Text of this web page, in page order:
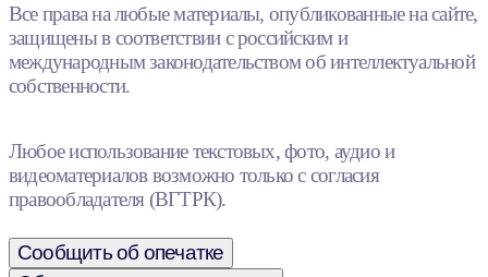
Все права на любые материалы, опубликованные на сайте,
защищены в соответствии с российским и
международным законодательством об интеллектуальной
собственности.
Любое использование текстовых, фото, аудио и
видеоматериалов возможно только с согласия
правообладателя (ВГТРК).
Сообщить об опечатке